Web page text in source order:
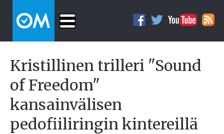
Kristillinen trilleri "Sound
of Freedom"
kansainvälisen
pedofiiliringin kintereillä